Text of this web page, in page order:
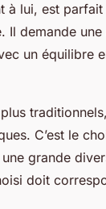
à lui, est
demande
un équilibre
C’est le
grande
doit